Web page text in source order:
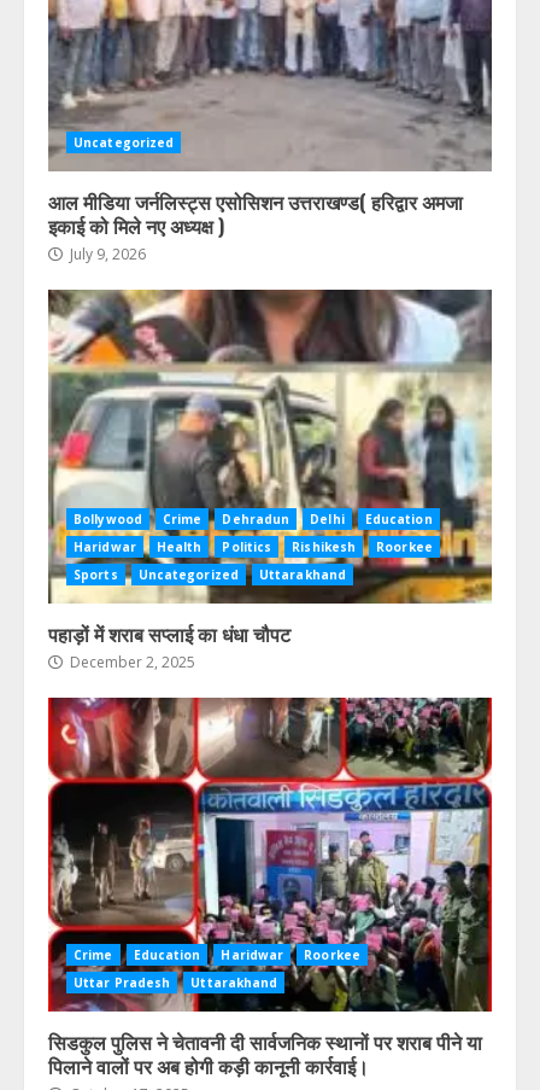
Uncategorized
आल मीडिया जर्नलिस्ट्स एसोसिशन उत्तराखण्ड( हरिद्वार अमजा
इकाई को मिले नए अध्यक्ष )
July 9, 2026
Bollywood Crime Dehradun Delhi
Education
Haridwar
Health Politics Rishikesh
Roorkee
Sports
Uncategorized Uttarakhand
पहाड़ों में शराब सप्लाई का धंधा चौपट
December 2, 2025
Crime Education Haridwar
Roorkee
Uttar Pradesh
Uttarakhand
सिडकुल पुलिस ने चेतावनी दी सार्वजनिक स्थानों पर शराब पीने या
पिलाने वालों पर अब होगी कड़ी कानूनी कार्रवाई।